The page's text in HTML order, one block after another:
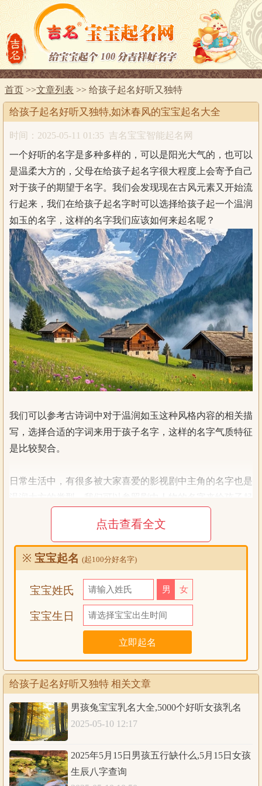
首页 >>文章列表 >> 给孩子起名好听又独特
给孩子起名好听又独特,如沐春风的宝宝起名大全
时间：2025-05-11 01:35 吉名宝宝智能起名网
一个好听的名字是多种多样的，可以是阳光大气的，也可以
是温柔大方的，父母在给孩子起名字很大程度上会寄予自己
对于孩子的期望于名字。我们会发现现在古风元素又开始流
行起来，我们在给孩子起名字时可以选择给孩子起一个温润
如玉的名字，这样的名字我们应该如何来起名呢？
我们可以参考古诗词中对于温润如玉这种风格内容的相关描
写，选择合适的字词来用于孩子名字，这样的名字气质特征
是比较契合。
日常生活中，有很多被大家喜爱的影视剧中主角的名字也是
形成新的名字，这样可以借助剧中人物的知名度又能有所区
分，这种方式比较简便可供大家参考。
给孩子起名好听又独特：
富亦、优千、胜晨
竣宸、骏枫、珲勋
航文、俊浩、岩论
宁论、逍辛、朝淼
闻宇、盛焱、清辛
恩星、韶耀、乾拓
岩维、冠颂、欧瑞
首淼、辛彬、天伽
运胜、翊岩、逍峻
论庭、寒首、伽宝
千择、知君、霖润
点击查看全文
※ 宝宝起名 (起100分好名字)
宝宝姓氏 男 女
宝宝生日
给孩子起名好听又独特 相关文章
男孩兔宝宝乳名大全,5000个好听女孩乳名
2025-05-10 12:17
2025年5月15日男孩五行缺什么,5月15日女孩
生辰八字查询